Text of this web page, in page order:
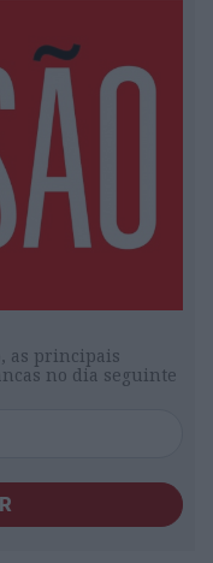
as principais
no dia seguinte